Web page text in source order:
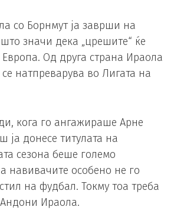
со Борнмут ја заврши на
значи дека „црешите“ ќе
Од друга страна Ираола
натпреварува во Лигата на
кога го ангажираше Арне
ја донесе титулата на
сезона беше големо
навивачите особено не го
на фудбал. Токму тоа треба
Ираола.